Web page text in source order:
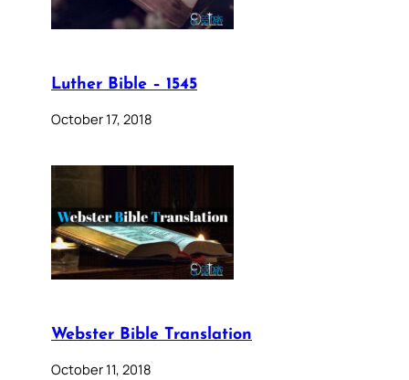
Luther Bible – 1545
October 17, 2018
Webster Bible Translation
October 11, 2018